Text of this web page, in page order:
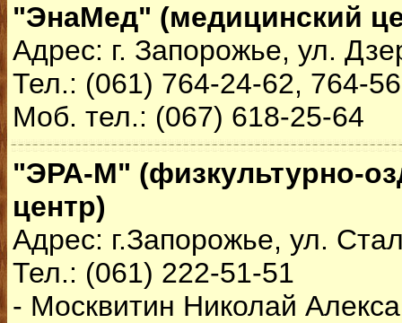
"ЭнаМед" (медицинский
Адрес: г. Запорожье, ул.
Тел.: (061) 764-24-62, 764-
Моб. тел.: (067) 618-25-64
"ЭРА-М" (физкультурно-
центр)
Адрес: г.Запорожье, ул.
Тел.: (061) 222-51-51
- Москвитин Николай